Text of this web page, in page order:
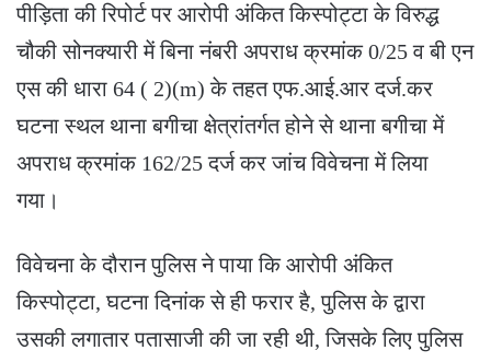
पीड़िता की रिपोर्ट पर आरोपी अंकित किस्पोट्टा के विरुद्ध
चौकी सोनक्यारी में बिना नंबरी अपराध क्रमांक 0/25 व बी एन
एस की धारा 64 ( 2)(m) के तहत एफ.आई.आर दर्ज.कर
घटना स्थल थाना बगीचा क्षेत्रांतर्गत होने से थाना बगीचा में
अपराध क्रमांक 162/25 दर्ज कर जांच विवेचना में लिया
गया।
विवेचना के दौरान पुलिस ने पाया कि आरोपी अंकित
किस्पोट्टा, घटना दिनांक से ही फरार है, पुलिस के द्वारा
उसकी लगातार पतासाजी की जा रही थी, जिसके लिए पुलिस